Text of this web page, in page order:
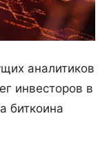
аналитиков
инвесторов в
биткоина